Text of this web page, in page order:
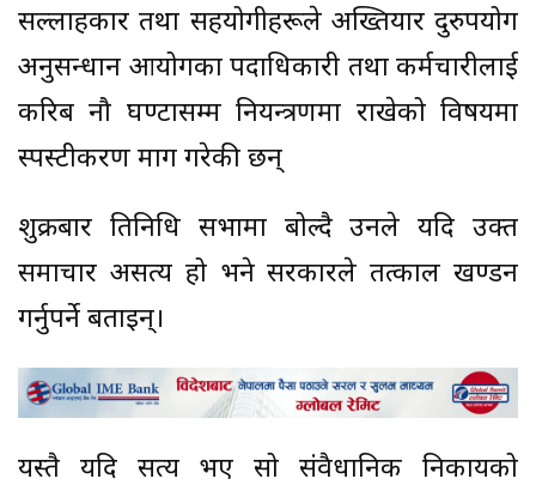
सल्लाहकार तथा सहयोगीहरूले अख्तियार दुरुपयोग
अनुसन्धान आयोगका पदाधिकारी तथा कर्मचारीलाई
करिब नौ घण्टासम्म नियन्त्रणमा राखेको विषयमा
स्पस्टीकरण माग गरेकी छन्
शुक्रबार प्रतिनिधि सभामा बोल्दै उनले यदि उक्त
समाचार असत्य हो भने सरकारले तत्काल खण्डन
गर्नुपर्ने बताइन्।
यस्तै यदि सत्य भए सो संवैधानिक निकायको